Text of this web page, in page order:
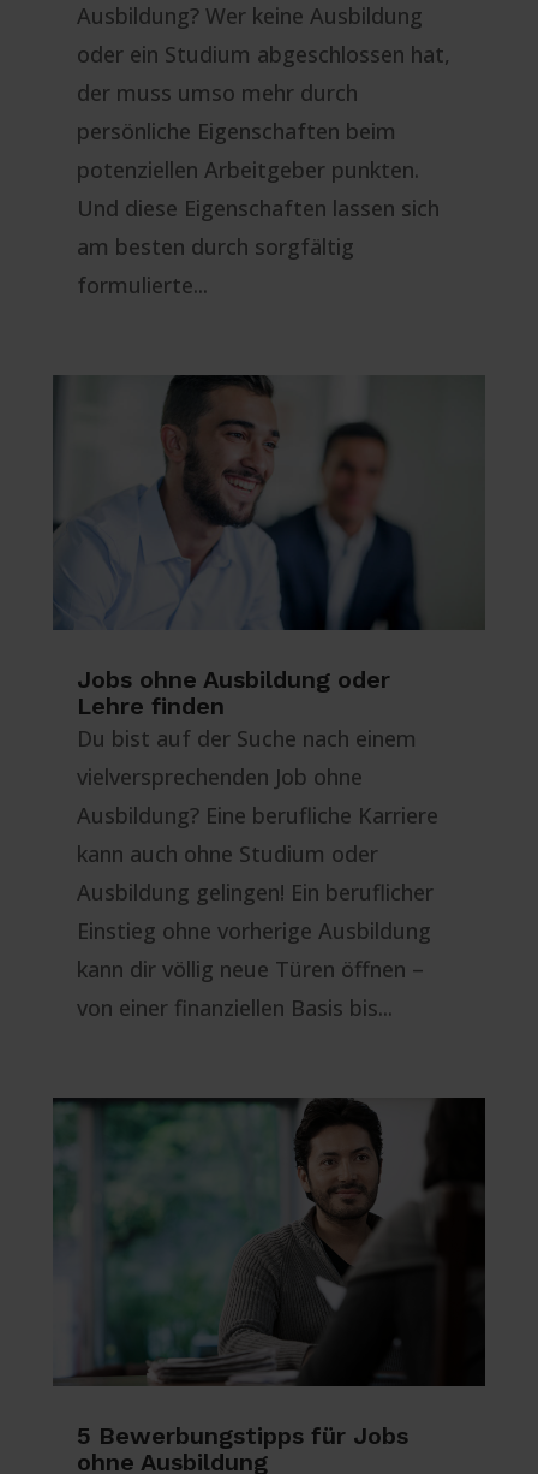
Ausbildung? Wer keine Ausbildung
oder ein Studium abgeschlossen hat,
der muss umso mehr durch
persönliche Eigenschaften beim
potenziellen Arbeitgeber punkten.
Und diese Eigenschaften lassen sich
am besten durch sorgfältig
formulierte...
Jobs ohne Ausbildung oder
Lehre finden
Du bist auf der Suche nach einem
vielversprechenden Job ohne
Ausbildung? Eine berufliche Karriere
kann auch ohne Studium oder
Ausbildung gelingen! Ein beruflicher
Einstieg ohne vorherige Ausbildung
kann dir völlig neue Türen öffnen –
von einer finanziellen Basis bis...
5 Bewerbungstipps für Jobs
ohne Ausbildung